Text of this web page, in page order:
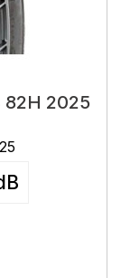
82H 2025